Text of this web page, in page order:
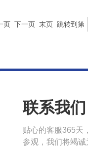
页 下一页 末页 跳转到第
联系我们
贴心的客服365天
参观，我们将竭